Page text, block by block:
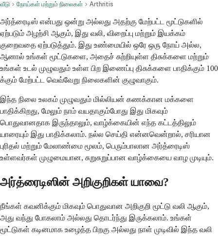
வீடு நோய்கள் மற்றும் நிலைகள் Arthritis
அர்த்ரைடிஸ் என்பது ஒன்று அல்லது அதற்கு மேற்பட்ட மூட்டுகளில்
ஏற்படும் அழற்சி ஆகும், இது வலி, விறைப்பு மற்றும் இயக்கம்
குறைவதை ஏற்படுத்தும். இது உண்மையில் ஒரே ஒரு நோய் அல்ல,
ஆனால் உங்கள் மூட்டுகளை, அதைச் சுற்றியுள்ள திசுக்களை மற்றும்
உங்கள் உடல் முழுவதும் உள்ள பிற இணைப்பு திசுக்களை பாதிக்கும் 100
க்கும் மேற்பட்ட வெவ்வேறு நிலைகளின் குழுவாகும்.
இந்த நிலை உலகம் முழுவதும் மில்லியன் கணக்கான மக்களை
பாதிக்கிறது, மேலும் நாம் வயதாகும்போது இது மிகவும்
பொதுவானதாக இருந்தாலும், வாழ்க்கையின் எந்த கட்டத்திலும்
யாரையும் இது பாதிக்கலாம். நல்ல செய்தி என்னவென்றால், சரியான
புரிதல் மற்றும் மேலாண்மை மூலம், பெரும்பாலான அர்த்ரைடிஸ்
உள்ளவர்கள் முழுமையான, சுறுசுறுப்பான வாழ்க்கையை வாழ முடியும்.
அர்த்ரைடிஸின் அறிகுறிகள் யாவை?
நீங்கள் கவனிக்கும் மிகவும் பொதுவான அறிகுறி மூட்டு வலி ஆகும்,
அது வந்து போகலாம் அல்லது தொடர்ந்து இருக்கலாம். உங்கள்
மூட்டுகள் கடினமாக உழைத்த பிறகு அல்லது நாள் முடிவில் இந்த வலி